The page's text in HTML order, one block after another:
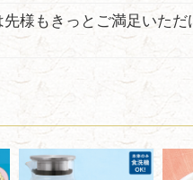
様もきっとご満足いただ